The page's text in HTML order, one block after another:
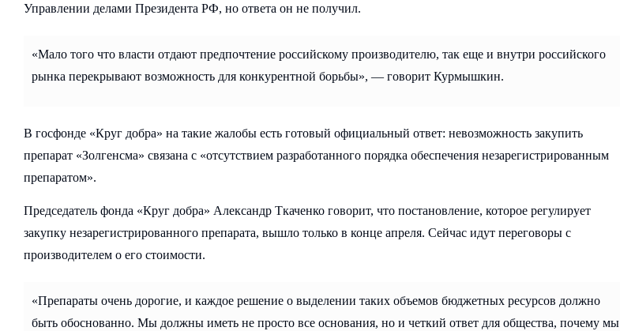
Управлении делами Президента РФ, но ответа он не получил.
«Мало того что власти отдают предпочтение российскому производителю, так еще и внутри российского
рынка перекрывают возможность для конкурентной борьбы», — говорит Курмышкин.
В госфонде «Круг добра» на такие жалобы есть готовый официальный ответ: невозможность закупить
препарат «Золгенсма» связана с «отсутствием разработанного порядка обеспечения незарегистрированным
препаратом».
Председатель фонда «Круг добра» Александр Ткаченко говорит, что постановление, которое регулирует
закупку незарегистрированного препарата, вышло только в конце апреля. Сейчас идут переговоры с
производителем о его стоимости.
«Препараты очень дорогие, и каждое решение о выделении таких объемов бюджетных ресурсов должно
быть обоснованно. Мы должны иметь не просто все основания, но и четкий ответ для общества, почему мы